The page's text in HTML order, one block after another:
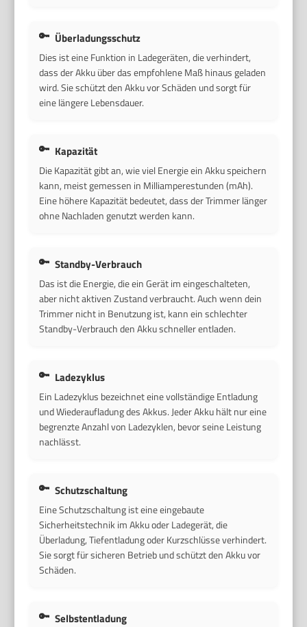
Überladungsschutz
Dies ist eine Funktion in Ladegeräten, die verhindert,
dass der Akku über das empfohlene Maß hinaus geladen
wird. Sie schützt den Akku vor Schäden und sorgt für
eine längere Lebensdauer.
Kapazität
Die Kapazität gibt an, wie viel Energie ein Akku speichern
kann, meist gemessen in Milliamperestunden (mAh).
Eine höhere Kapazität bedeutet, dass der Trimmer länger
ohne Nachladen genutzt werden kann.
Standby-Verbrauch
Das ist die Energie, die ein Gerät im eingeschalteten,
aber nicht aktiven Zustand verbraucht. Auch wenn dein
Trimmer nicht in Benutzung ist, kann ein schlechter
Standby-Verbrauch den Akku schneller entladen.
Ladezyklus
Ein Ladezyklus bezeichnet eine vollständige Entladung
und Wiederaufladung des Akkus. Jeder Akku hält nur eine
begrenzte Anzahl von Ladezyklen, bevor seine Leistung
nachlässt.
Schutzschaltung
Eine Schutzschaltung ist eine eingebaute
Sicherheitstechnik im Akku oder Ladegerät, die
Überladung, Tiefentladung oder Kurzschlüsse verhindert.
Sie sorgt für sicheren Betrieb und schützt den Akku vor
Schäden.
Selbstentladung